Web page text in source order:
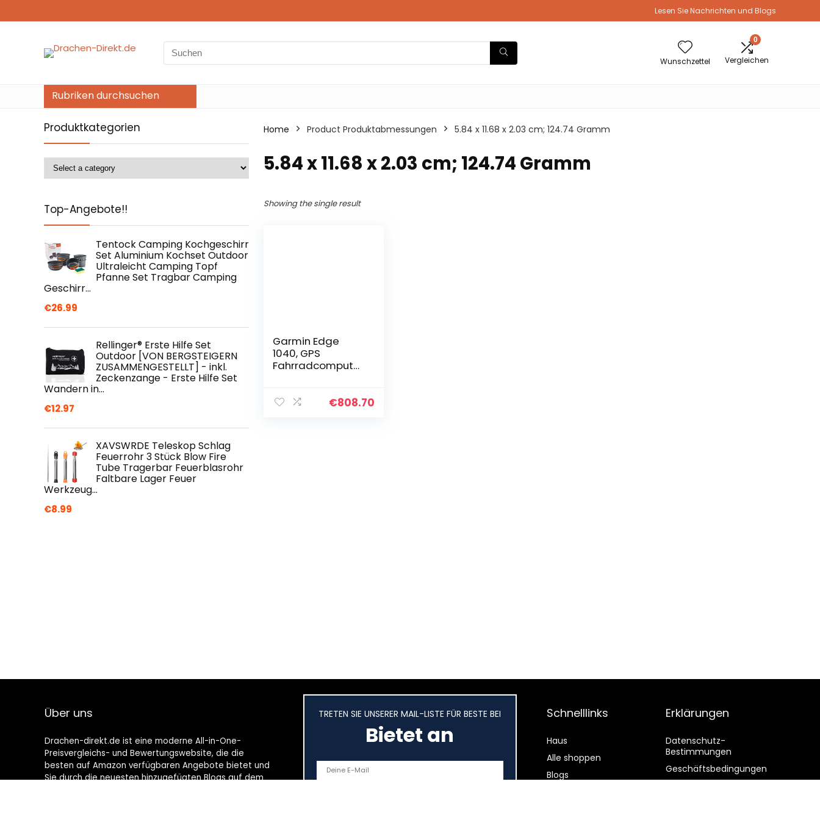
Lesen Sie Nachrichten und Blogs
Search
for:
Wunschzettel
0
Vergleichen
Rubriken durchsuchen
Produktkategorien
Top-Angebote!!
Tentock Camping Kochgeschirr
Set Aluminium Kochset Outdoor
Ultraleicht Camping Topf
Pfanne Set Tragbar Camping
Geschirr…
€26.99
Rellinger® Erste Hilfe Set
Outdoor [VON BERGSTEIGERN
ZUSAMMENGESTELLT] - inkl.
Zeckenzange - Erste Hilfe Set
Wandern in…
€12.97
XAVSWRDE Teleskop Schlag
Feuerrohr 3 Stück Blow Fire
Tube Tragerbar Feuerblasrohr
Faltbare Lager Feuer
Werkzeug…
€8.99
Home Product Produktabmessungen ‎5.84 x 11.68 x 2.03 cm; 124.74 Gramm
‎5.84 x 11.68 x 2.03 cm; 124.74 Gramm
Showing the single result
Garmin Edge
1040, GPS
Fahrradcomputer,
Genauigkeit,
€808.70
Über uns
Drachen-direkt.de ist eine moderne All-in-One-
Preisvergleichs- und Bewertungswebsite, die die
besten auf Amazon verfügbaren Angebote bietet und
Sie durch die neuesten hinzugefügten Blogs auf dem
TRETEN SIE UNSERER MAIL-LISTE FÜR BESTE BEI
Bietet an
Schnelllinks
Haus
Alle shoppen
Blogs
Erklärungen
Datenschutz-
Bestimmungen
Geschäftsbedingungen